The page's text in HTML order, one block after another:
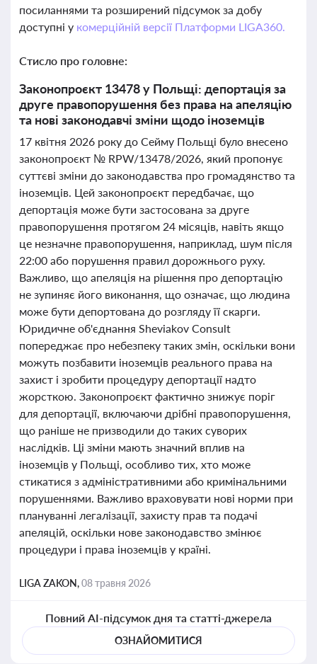
посиланнями та розширений підсумок за добу
доступні у комерційній версії Платформи LIGA360.
Стисло про головне:
Законопроєкт 13478 у Польщі: депортація за
друге правопорушення без права на апеляцію
та нові законодавчі зміни щодо іноземців
17 квітня 2026 року до Сейму Польщі було внесено
законопроєкт № RPW/13478/2026, який пропонує
суттєві зміни до законодавства про громадянство та
іноземців. Цей законопроєкт передбачає, що
депортація може бути застосована за друге
правопорушення протягом 24 місяців, навіть якщо
це незначне правопорушення, наприклад, шум після
22:00 або порушення правил дорожнього руху.
Важливо, що апеляція на рішення про депортацію
не зупиняє його виконання, що означає, що людина
може бути депортована до розгляду її скарги.
Юридичне об'єднання Sheviakov Consult
попереджає про небезпеку таких змін, оскільки вони
можуть позбавити іноземців реального права на
захист і зробити процедуру депортації надто
жорсткою. Законопроєкт фактично знижує поріг
для депортації, включаючи дрібні правопорушення,
що раніше не призводили до таких суворих
наслідків. Ці зміни мають значний вплив на
іноземців у Польщі, особливо тих, хто може
стикатися з адміністративними або кримінальними
порушеннями. Важливо враховувати нові норми при
плануванні легалізації, захисту прав та подачі
апеляцій, оскільки нове законодавство змінює
процедури і права іноземців у країні.
LIGA ZAKON,08 травня 2026
Повний AI-підсумок дня та статті-джерела
ОЗНАЙОМИТИСЯ